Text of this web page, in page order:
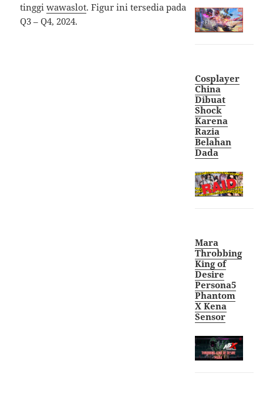
tinggiwawaslot. Figur ini tersedia pada
Q3 – Q4, 2024.
Cosplayer
China
Dibuat
Shock
Karena
Razia
Belahan
Dada
Mara
Throbbing
King of
Desire
Persona5
Phantom
X Kena
Sensor